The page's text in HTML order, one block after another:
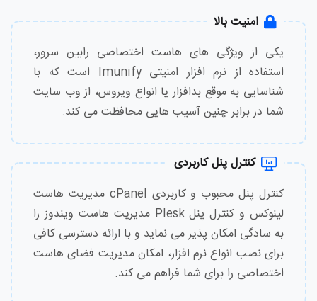
امنیت بالا
یکی از ویژگی های هاست اختصاصی رابین سرور،
استفاده از نرم افزار امنیتی Imunify است که با
شناسایی به موقع بدافزار یا انواع ویروس، از وب سایت
شما در برابر چنین آسیب هایی محافظت می کند.
کنترل پنل کاربردی
کنترل پنل محبوب و کاربردی cPanel مدیریت هاست
لینوکس و کنترل پنل Plesk مدیریت هاست ویندوز را
به سادگی امکان پذیر می نماید و با ارائه دسترسی کافی
برای نصب انواع نرم افزار، امکان مدیریت فضای هاست
اختصاصی را برای شما فراهم می کند.